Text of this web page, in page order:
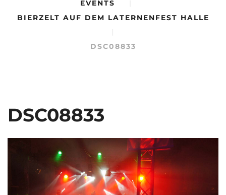
EVENTS
BIERZELT AUF DEM LATERNENFEST HALLE
DSC08833
DSC08833